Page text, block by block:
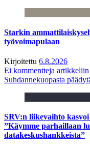
Starkin
työvoimapulaan
Kirjoitettu 6.8.2026
Ei kommentteja artikkeliin
Suhdannekuopasta
SRV:n liikevaihto
”Käymme parhaillaan
datakeskushankkeista”